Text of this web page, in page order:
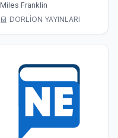
Miles Franklin
DORLİON YAYINLARI